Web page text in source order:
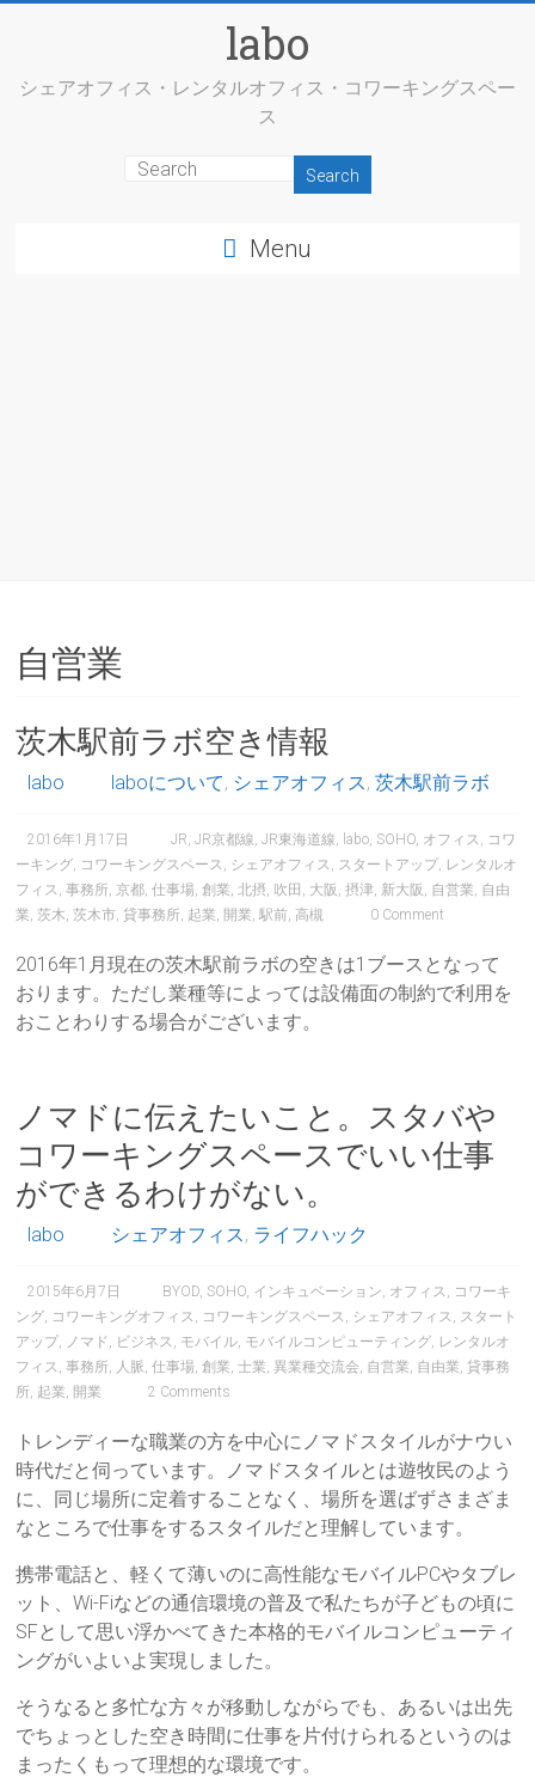
labo
シェアオフィス・レンタルオフィス・コワーキングスペー
ス
Menu
自営業
茨木駅前ラボ空き情報
labo laboについて, シェアオフィス,茨木駅前ラボ
2016年1月17日 JR,JR京都線,JR東海道線, labo, SOHO, オフィス , コワ
ーキング, コワーキングスペース , シェアオフィス , スタートアップ, レンタルオ
フィス ,事務所, 京都,仕事場,創業,北摂, 吹田 , 大阪 ,摂津, 新大阪 , 自営業, 自由
業,茨木,茨木市, 貸事務所, 起業, 開業,駅前,高槻 0 Comment
2016年1月現在の茨木駅前ラボの空きは1ブースとなって
おります。ただし業種等によっては設備面の制約で利用を
おことわりする場合がございます。
ノマドに伝えたいこと。スタバや
コワーキングスペースでいい仕事
ができるわけがない。
labo シェアオフィス, ライフハック
2015年6月7日 BYOD, SOHO, インキュベーション, オフィス , コワーキ
ング, コワーキングオフィス , コワーキングスペース , シェアオフィス , スタート
アップ, ノマド , ビジネス , モバイル, モバイルコンピューティング, レンタルオ
フィス ,事務所, 人脈,仕事場,創業,士業,異業種交流会, 自営業, 自由業, 貸事務
所, 起業, 開業 2 Comments
トレンディーな職業の方を中心にノマドスタイルがナウい
時代だと伺っています。ノマドスタイルとは遊牧民のよう
に、同じ場所に定着することなく、場所を選ばずさまざま
なところで仕事をするスタイルだと理解しています。
携帯電話と、軽くて薄いのに高性能なモバイルPCやタブレ
ット、Wi-Fiなどの通信環境の普及で私たちが子どもの頃に
SFとして思い浮かべてきた本格的モバイルコンピューティ
ングがいよいよ実現しました。
そうなると多忙な方々が移動しながらでも、あるいは出先
でちょっとした空き時間に仕事を片付けられるというのは
まったくもって理想的な環境です。